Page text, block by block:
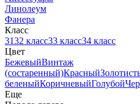
Линолеум
Фанера
Класс
3132 класс33 класс34 класс
Цвет
БежевыйВинтаж
(состаренный)Красный
беленыйКоричневыйГолубой
Еще